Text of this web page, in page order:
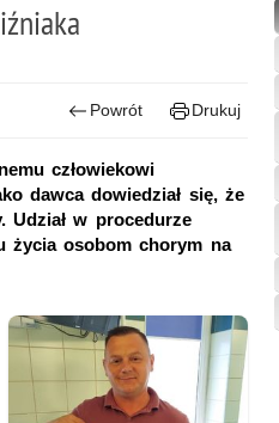
Powrót Drukuj
człowiekowi
dawca dowiedział się, że
Udział w procedurze
życia osobom chorym na